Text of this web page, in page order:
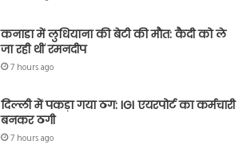
कनाडा में लुधियाना की बेटी की माैत: कैदी को ले
जा रही थीं रमनदीप
7 hours ago
दिल्ली में पकड़ा गया ठग: IGI एयरपोर्ट का कर्मचारी
बनकर ठगी
7 hours ago